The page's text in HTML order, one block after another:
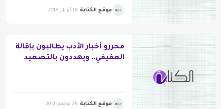
موقع الكتابة 18 أبريل 2018
محررو أخبار الأدب يطالبون بإقالة
العفيفي.. ويهددون بالتصعيد
موقع الكتابة 28 نوفمبر 2012